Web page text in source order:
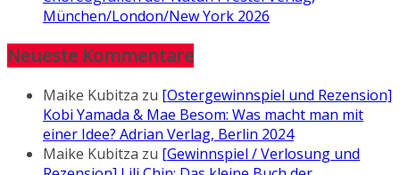
München/London/New York 2026
Neueste Kommentare
Maike Kubitza zu [Ostergewinnspiel und Rezension]
Kobi Yamada & Mae Besom: Was macht man mit
einer Idee? Adrian Verlag, Berlin 2024
Maike Kubitza zu [Gewinnspiel / Verlosung und